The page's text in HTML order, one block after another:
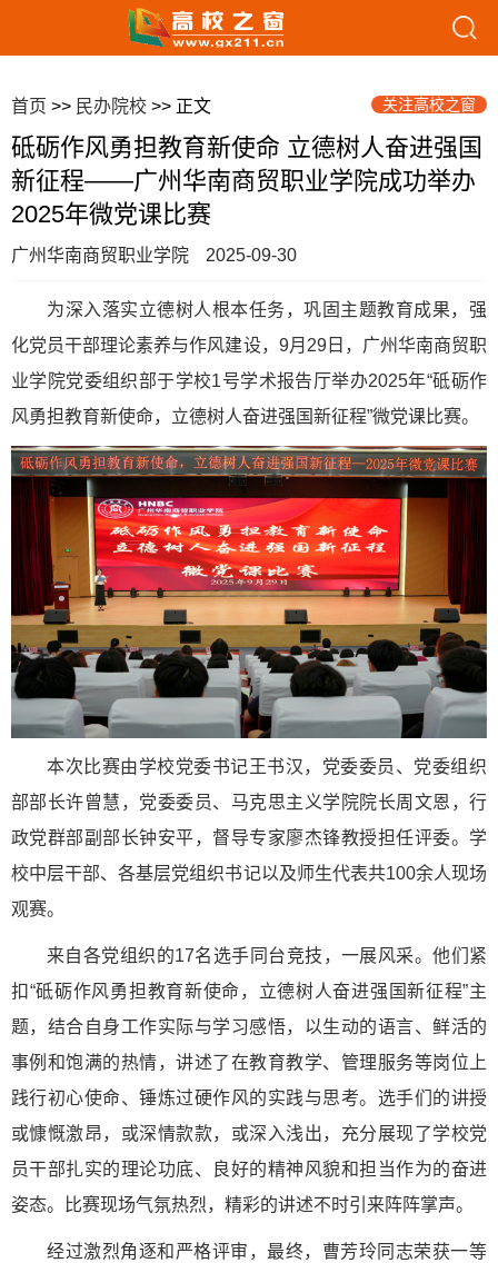
首页 >> 民办院校 >> 正文 关注高校之窗
砥砺作风勇担教育新使命 立德树人奋进强国
新征程——广州华南商贸职业学院成功举办
2025年微党课比赛
广州华南商贸职业学院 2025-09-30
为深入落实立德树人根本任务，巩固主题教育成果，强
化党员干部理论素养与作风建设，9月29日，广州华南商贸职
业学院党委组织部于学校1号学术报告厅举办2025年“砥砺作
风勇担教育新使命，立德树人奋进强国新征程”微党课比赛。
本次比赛由学校党委书记王书汉，党委委员、党委组织
部部长许曾慧，党委委员、马克思主义学院院长周文恩，行
政党群部副部长钟安平，督导专家廖杰锋教授担任评委。学
校中层干部、各基层党组织书记以及师生代表共100余人现场
观赛。
来自各党组织的17名选手同台竞技，一展风采。他们紧
扣“砥砺作风勇担教育新使命，立德树人奋进强国新征程”主
题，结合自身工作实际与学习感悟，以生动的语言、鲜活的
事例和饱满的热情，讲述了在教育教学、管理服务等岗位上
践行初心使命、锤炼过硬作风的实践与思考。选手们的讲授
或慷慨激昂，或深情款款，或深入浅出，充分展现了学校党
员干部扎实的理论功底、良好的精神风貌和担当作为的奋进
姿态。比赛现场气氛热烈，精彩的讲述不时引来阵阵掌声。
经过激烈角逐和严格评审，最终，曹芳玲同志荣获一等